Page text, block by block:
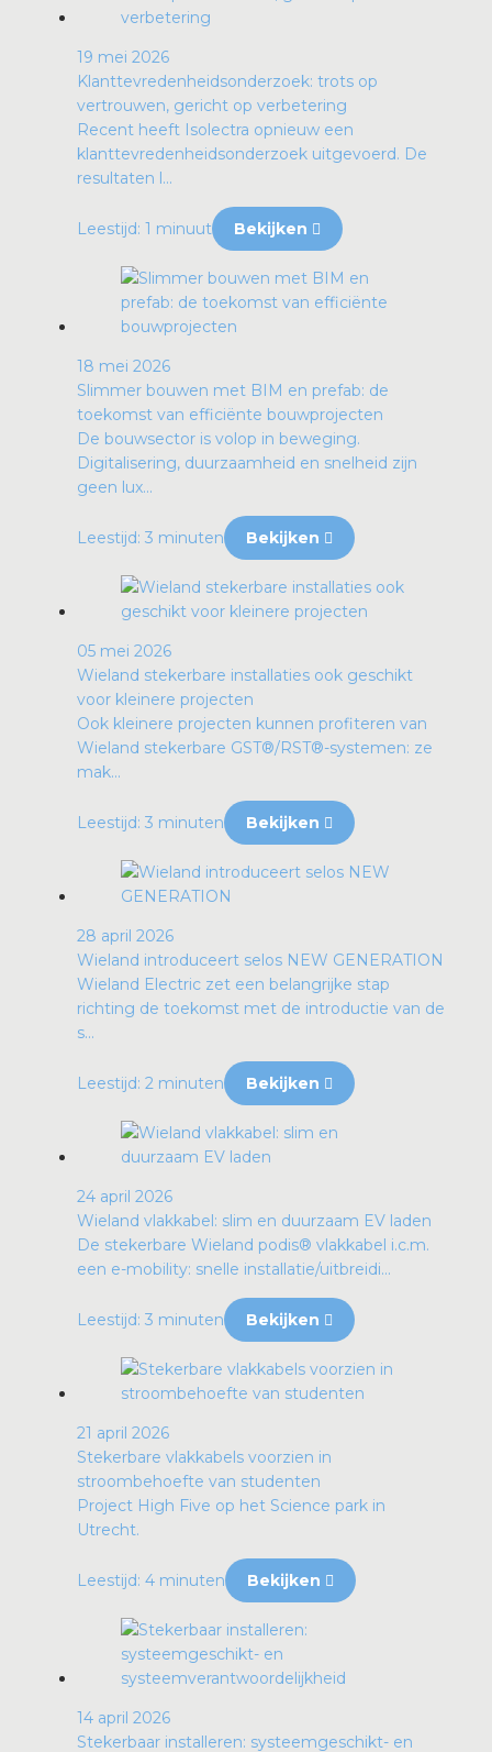
19 mei 2026
Klanttevredenheidsonderzoek: trots op
vertrouwen, gericht op verbetering
Recent heeft Isolectra opnieuw een
klanttevredenheidsonderzoek uitgevoerd. De
resultaten l...
Leestijd: 1 minuut Bekijken
18 mei 2026
Slimmer bouwen met BIM en prefab: de
toekomst van efficiënte bouwprojecten
De bouwsector is volop in beweging.
Digitalisering, duurzaamheid en snelheid zijn
geen lux...
Leestijd: 3 minuten Bekijken
05 mei 2026
Wieland stekerbare installaties ook geschikt
voor kleinere projecten
Ook kleinere projecten kunnen profiteren van
Wieland stekerbare GST®/RST®-systemen: ze
mak...
Leestijd: 3 minuten Bekijken
28 april 2026
Wieland introduceert selos NEW GENERATION
Wieland Electric zet een belangrijke stap
richting de toekomst met de introductie van de
s...
Leestijd: 2 minuten Bekijken
24 april 2026
Wieland vlakkabel: slim en duurzaam EV laden
De stekerbare Wieland podis® vlakkabel i.c.m.
een e-mobility: snelle installatie/uitbreidi...
Leestijd: 3 minuten Bekijken
21 april 2026
Stekerbare vlakkabels voorzien in
stroombehoefte van studenten
Project High Five op het Science park in
Utrecht.
Leestijd: 4 minuten Bekijken
14 april 2026
Stekerbaar installeren: systeemgeschikt- en